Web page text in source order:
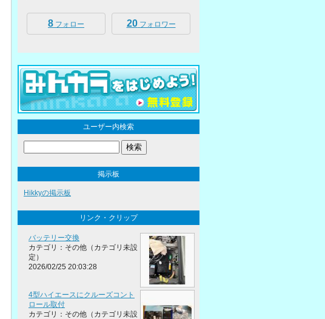
8 フォロー 20フォロワー
ユーザー内検索
掲示板
Hikkyの掲示板
リンク・クリップ
バッテリー交換
カテゴリ：その他（カテゴリ未設
定）
2026/02/25 20:03:28
4型ハイエースにクルーズコント
ロール取付
カテゴリ：その他（カテゴリ未設